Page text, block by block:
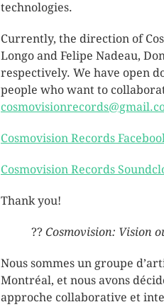
technologies.
Currently, the direction of
Longo and Felipe Nadeau,
respectively. We have open
people who want to
Cosmovision Records
Cosmovision Records
Thank you!
?? Cosmovision: Vision
Nous sommes un groupe
Montréal, et nous avons
approche collaborative et